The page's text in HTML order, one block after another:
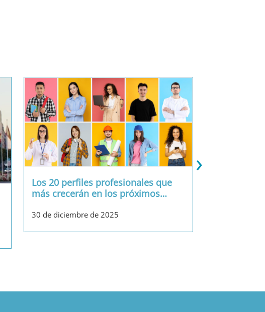
Los 20 perfiles profesionales que
más crecerán en los próximos…
30 de diciembre de 2025
›